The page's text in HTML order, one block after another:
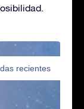
recientes